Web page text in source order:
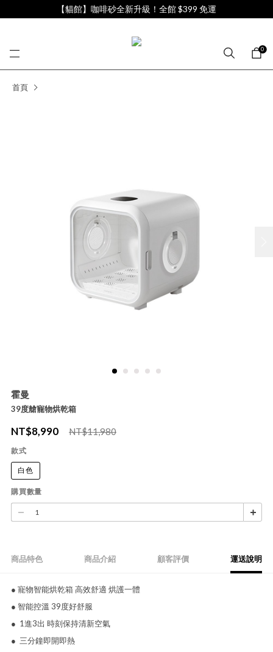
【貓館】咖啡砂全新升級！全館 $399 免運
0
首頁
霍曼
39度艙寵物烘乾箱
NT$8,990 NT$11,980
款式
白色
購買數量
商品特色 商品介紹 顧客評價 運送說明
● 寵物智能烘乾箱 高效舒適 烘護一體
● 智能控溫 39度好舒服
● 1進3出 時刻保持清新空氣
● 三分鐘即開即熱